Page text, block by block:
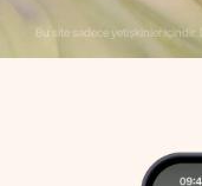
Bu site sadece yetişkinler içindir.